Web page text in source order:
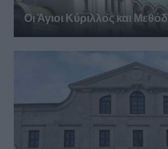
Οι Άγιοι Κύριλλος και